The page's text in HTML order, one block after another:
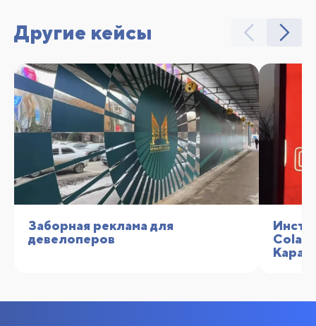
Другие кейсы
Заборная реклама для
девелоперов
Cola»